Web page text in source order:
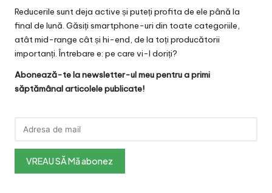
Reducerile sunt deja active și puteți profita de ele până la
final de lună. Găsiți smartphone-uri din toate categoriile,
atât mid-range cât și hi-end, de la toți producătorii
importanți. Întrebare e: pe care vi-l doriți?
Abonează-te la newsletter-ul meu pentru a primi
săptămânal articolele publicate!